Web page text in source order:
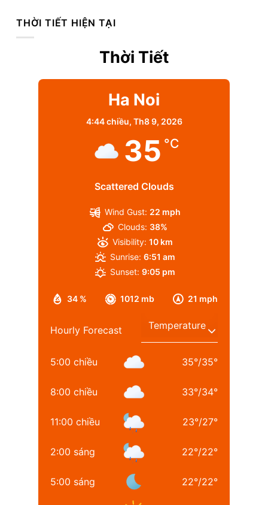
THỜI TIẾT HIỆN TẠI
Thời Tiết
Ha Noi
4:44 chiều, Th8 9, 2026
35 °C
Scattered Clouds
34 % 1012 mb 21 mph
Wind Gust: 22 mph
Clouds: 38%
Visibility: 10 km
Sunrise: 6:51 am
Sunset: 9:05 pm
Hourly Forecast
5:00 chiều 35°/35°
8:00 chiều 33°/34°
11:00 chiều 23°/27°
2:00 sáng 22°/22°
5:00 sáng 22°/22°